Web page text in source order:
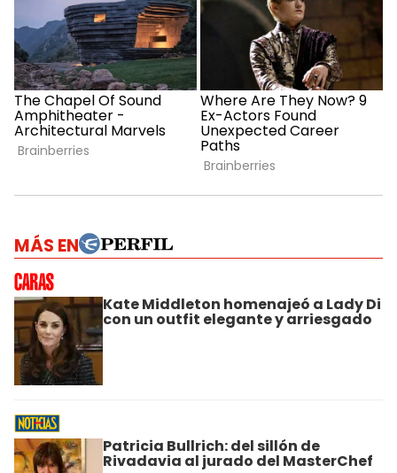
MÁS EN
Kate Middleton homenajeó a Lady Di
con un outfit elegante y arriesgado
Patricia Bullrich: del sillón de
Rivadavia al jurado del MasterChef